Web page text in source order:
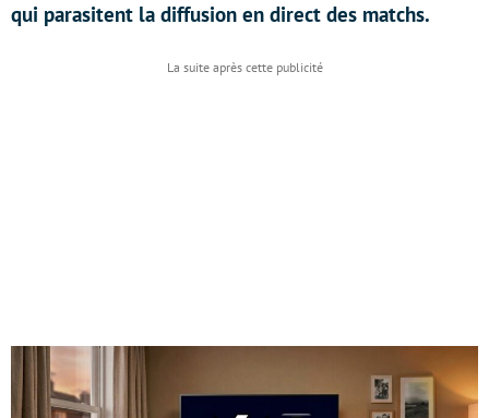
qui parasitent la diffusion en direct des matchs.